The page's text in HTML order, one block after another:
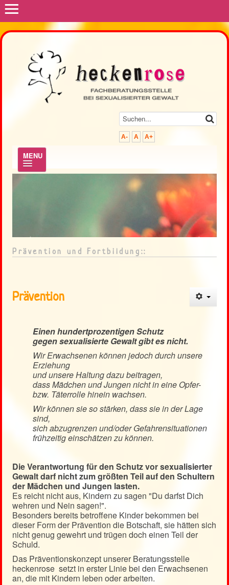
A- A A+
MENU
Heckenrose
Kontakt
< >
Prävention und Fortbildung::
Prävention
Einen hundertprozentigen Schutz
gegen sexualisierte Gewalt gibt es nicht.
Wir Erwachsenen können jedoch durch unsere
Erziehung
und unsere Haltung dazu beitragen,
dass Mädchen und Jungen nicht in eine Opfer-
bzw. Täterrolle hinein wachsen.
Wir können sie so stärken, dass sie in der Lage
sind,
sich abzugrenzen und/oder Gefahrensituationen
frühzeitig einschätzen zu können.
Die Verantwortung für den Schutz vor sexualisierter
Gewalt darf nicht zum größten Teil auf den Schultern
der Mädchen und Jungen lasten.
Es reicht nicht aus, Kindern zu sagen "Du darfst Dich
wehren und Nein sagen!".
Besonders bereits betroffene Kinder bekommen bei
dieser Form der Prävention die Botschaft, sie hätten sich
nicht genug gewehrt und trügen doch einen Teil der
Schuld.
Das Präventionskonzept unserer Beratungsstelle
heckenrose setzt in erster Linie bei den Erwachsenen
an, die mit Kindern leben oder arbeiten.
≡